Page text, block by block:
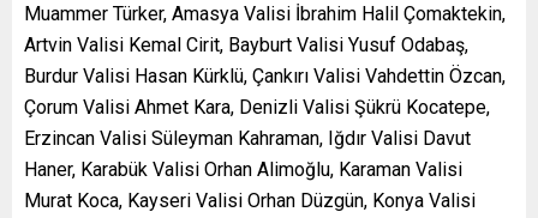
Muammer Türker, Amasya Valisi İbrahim Halil Çomaktekin,
Artvin Valisi Kemal Cirit, Bayburt Valisi Yusuf Odabaş,
Burdur Valisi Hasan Kürklü, Çankırı Valisi Vahdettin Özcan,
Çorum Valisi Ahmet Kara, Denizli Valisi Şükrü Kocatepe,
Erzincan Valisi Süleyman Kahraman, Iğdır Valisi Davut
Haner, Karabük Valisi Orhan Alimoğlu, Karaman Valisi
Murat Koca, Kayseri Valisi Orhan Düzgün, Konya Valisi